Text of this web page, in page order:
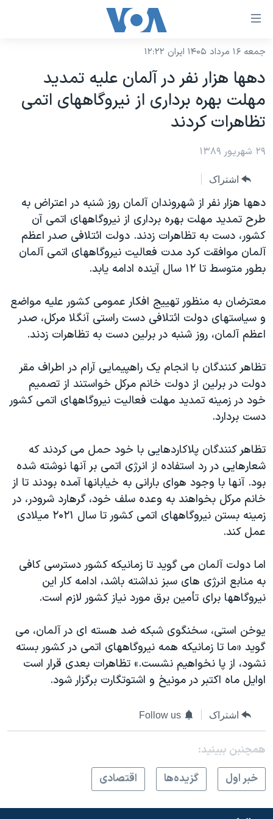
لینکهای
دسترسی
جهش
محتوای
اصلی
به
صفحه
جهش
به
جستجو
نسخه سبک وب‌سایت
موضوع ها
آمریکا
جهان
ورزشی
گزیده‌ها
ویژه برنامه‌ها
حقوق شهروندی
اقتصادی
اسرائیل در جنگ
آرشیو پخش زنده
برنامه های تلویزیونی
جدول برنامه ها
صفحه‌های ویژه
جام جهانی ۲۰۲۶
عملیات خشم حماسی
۲۵۰سالگی آمریکا
بایگانی برنامه‌های تلویزیونی
انتخابات ریاست جمهوری آمریکا ۲۰۲۴
حمله جمهوری اسلامی به اسرائیل
ورزش زنان در ایران
اعتراضات زن، زندگی، آزادی
مجموعه مستندهای دادخواهی
دادگاه حمید نوری
چهل سال گروگان‌گیری
قانون شفافیت دارائی کادر رهبری ایران
اعتراضات مردمی آبان ۹۸
نرگس محمدی برنده جایزه نوبل صلح
همایش محافظه‌کاران آمریکا «سی‌پک»
سفر پرزیدنت ترامپ به چین
فرکانس‌های صدای آمریکا
پخش رادیویی
یادگیری زبان انگلیسی
زبانهای مختلف
جمعه ۱۶ مرداد ۱۴۰۵ ایران ۱۲:۲۲
دهها هزار نفر در آلمان عليه تمديد
مهلت بهره برداری از نيروگاههای اتمی
تظاهرات کردند
۲۹ شهریور ۱۳۸۹
اشتراک
دهها هزار نفر از شهروندان آلمان روز شنبه در اعتراض به
طرح تمديد مهلت بهره برداری از نيروگاههای اتمی آن
کشور، دست به تظاهرات زدند. دولت ائتلافی صدر اعظم
آلمان موافقت کرد مدت فعاليت نيروگاههای اتمی آلمان
بطور متوسط تا ۱۲ سال آينده ادامه يابد.
معترضان به منظور تهييج افکار عمومی کشور عليه مواضع
و سياستهای دولت ائتلافی دست راستی آنگلا مرکل، صدر
اعظم آلمان، روز شنبه در برلين دست به تظاهرات زدند.
تظاهر کنندگان با انجام يک راهپيمايی آرام در اطراف مقر
دولت در برلين از دولت خانم مرکل خواستند از تصميم
خود در زمينه تمديد مهلت فعاليت نيروگاههای اتمی کشور
دست بردارد.
تظاهر کنندگان پلاکاردهايی با خود حمل می کردند که
شعارهايی در رد استفاده از انرژی اتمی بر آنها نوشته شده
بود. آنها با وجود هوای بارانی به خيابانها آمده بودند تا از
خانم مرکل بخواهند به وعده سلف خود، گرهارد شرودر، در
زمينه بستن نيروگاههای اتمی کشور تا سال ۲۰۲۱ ميلادی
عمل کند.
اما دولت آلمان می گويد تا زمانيکه کشور دسترسی کافی
به منابع انرژی های سبز نداشته باشد، ادامه کار اين
نيروگاهها برای تأمين برق مورد نياز کشور لازم است.
يوخن استی، سخنگوی شبکه ضد هسته ای در آلمان، می
گويد «ما تا زمانيکه همه نيروگاههای اتمی در کشور بسته
نشود، از پا نخواهيم نشست.» تظاهرات بعدی قرار است
اوايل ماه اکتبر در مونيخ و اشتوتگارت برگزار شود.
اشتراک Follow us
همچنبن ببینید:
خبر اول
گزيده‌ها اقتصادی